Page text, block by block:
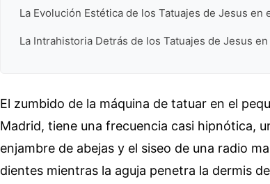
La Evolución Estética de los Tatuajes de Jesus en
La Intrahistoria Detrás de los Tatuajes de Jesus
El zumbido de la máquina de tatuar en el
Madrid, tiene una frecuencia casi hipnótica,
enjambre de abejas y el siseo de una radio
dientes mientras la aguja penetra la dermis